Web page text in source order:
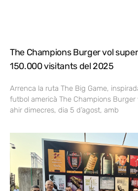
The Champions Burger vol
150.000 visitants del 2025
Arrenca la ruta The Big Game,
futbol americà The Champions Burger
ahir dimecres, dia 5 d’agost, amb